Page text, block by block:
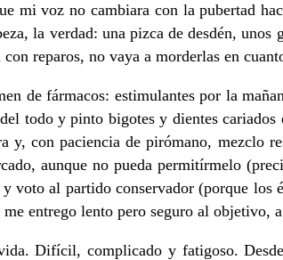
mi voz no cambiara con la pubertad
la verdad: una pizca de desdén,
reparos, no vaya a morderlas en
de fármacos: estimulantes por la
todo y pinto bigotes y dientes
y, con paciencia de pirómano, mezclo
aunque no pueda permitírmelo
voto al partido conservador (porque los
entrego lento pero seguro al objetivo,
Difícil, complicado y fatigoso.